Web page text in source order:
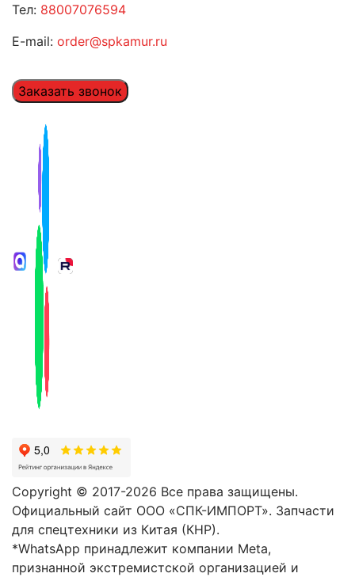
Тел: 88007076594
E-mail: order@spkamur.ru
Заказать звонок
Copyright © 2017-2026 Все права защищены.
Официальный сайт ООО «СПК-ИМПОРТ». Запчасти
для спецтехники из Китая (КНР).
*WhatsApp принадлежит компании Meta,
признанной экстремистской организацией и